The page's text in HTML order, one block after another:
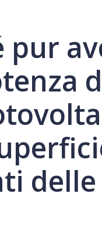
pur
delle